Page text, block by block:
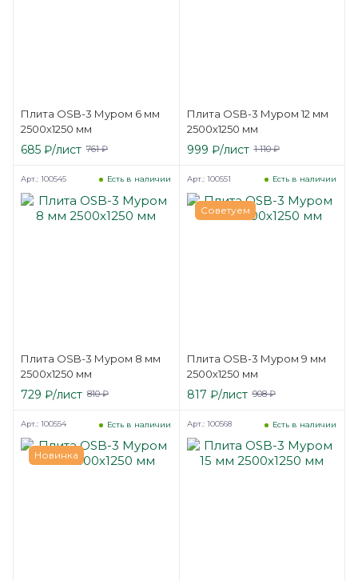
Плита OSB-3 Муром 6 мм
2500х1250 мм
685 ₽/лист 761₽
Плита OSB-3 Муром 12 мм
2500х1250 мм
999 ₽/лист 1 110₽
Плита OSB-3 Муром 8 мм
2500х1250 мм
Есть в наличии
Арт.: 100545
729 ₽/лист 810₽
Советуем
Плита OSB-3 Муром 9 мм
2500х1250 мм
Есть в наличии
Арт.: 100551
817 ₽/лист 908₽
Новинка
Есть в наличии
Арт.: 100554 Есть в наличии
Арт.: 100568